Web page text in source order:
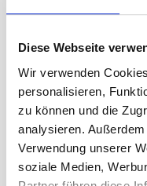
Diese Webseite
Wir verwenden
personalisieren,
zu können und die
analysieren.
Verwendung unserer
soziale Medien,
Knatterfahne,
Aargau, 78 x
288.30 CHF